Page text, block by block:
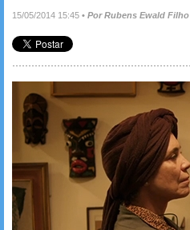
15/05/2014 15:45 • Por Rubens Ewald Filho